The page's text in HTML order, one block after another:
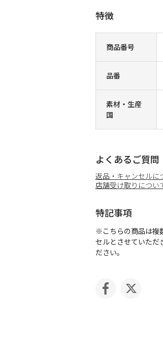
商品番号
品番
素材・生産
国
特徴
よくあるご質問
返品・キャンセルに
店舗受け取りについ
特記事項
※こちらの商品は複
セルとさせていただ
ださい。